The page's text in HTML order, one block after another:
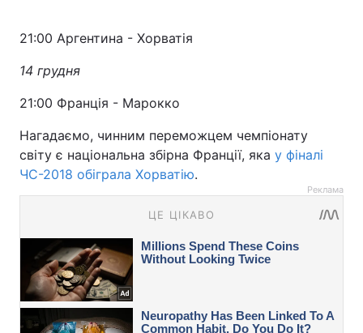
21:00 Аргентина - Хорватія
14 грудня
21:00 Франція - Марокко
Нагадаємо, чинним переможцем чемпіонату
світу є національна збірна Франції, яка у фіналі
ЧС-2018 обіграла Хорватію.
Реклама